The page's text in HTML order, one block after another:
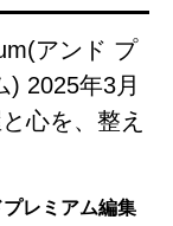
アンド プ
) 2025年3月
心を、整え
レミアム編集